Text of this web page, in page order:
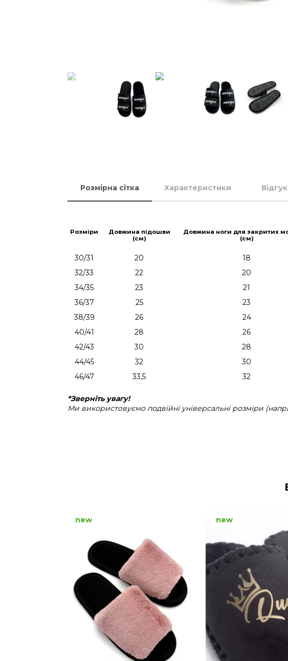
Розмірна сітка Характеристики
Розміри
Довжина підошви
(см)
Довжина ноги для закритих
(см)
30/31 20 18
32/33
22 20
34/35
23 21
36/37
25 23
38/39
26 24
40/41
28 26
42/43
30 28
44/45
32 30
46/47
33,5 32
*Зверніть увагу!
Ми використовуємо подвійні універсальні розміри
new new